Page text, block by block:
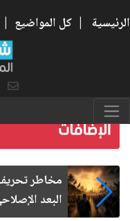
الرئيسية | كل المواضيع |
زيارة
الفاعلة